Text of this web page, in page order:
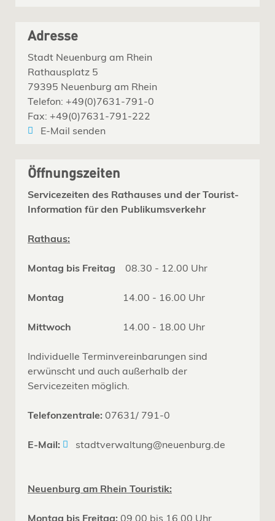
Adresse
Stadt Neuenburg am Rhein
Rathausplatz 5
79395 Neuenburg am Rhein
Telefon: +49(0)7631-791-0
Fax: +49(0)7631-791-222
E-Mail senden
Öffnungszeiten
Servicezeiten des Rathauses und der Tourist-
Information für den Publikumsverkehr
Rathaus:
Montag bis Freitag 08.30 - 12.00 Uhr
Montag 14.00 - 16.00 Uhr
Mittwoch 14.00 - 18.00 Uhr
Individuelle Terminvereinbarungen sind
erwünscht und auch außerhalb der
Servicezeiten möglich.
Telefonzentrale: 07631/ 791-0
E-Mail: stadtverwaltung@neuenburg.de
Neuenburg am Rhein Touristik:
Montag bis Freitag: 09.00 bis 16.00 Uhr